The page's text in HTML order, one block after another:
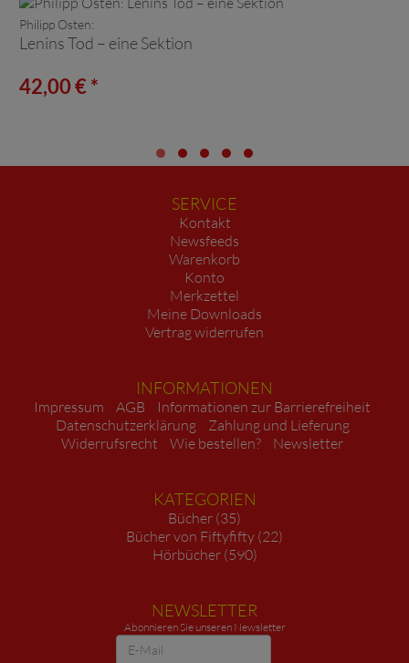
Philipp Osten:
Lenins Tod – eine Sektion
42,00 € *
SERVICE
Kontakt
Newsfeeds
Warenkorb
Konto
Merkzettel
Meine Downloads
Vertrag widerrufen
INFORMATIONEN
Impressum AGB
Informationen zur Barrierefreiheit
Datenschutzerklärung
Zahlung und Lieferung
Widerrufsrecht
Wie bestellen? Newsletter
KATEGORIEN
Bücher (35)
Bücher von Fiftyfifty (22)
Hörbücher (590)
NEWSLETTER
Abonnieren Sie unseren Newsletter
Newsletter